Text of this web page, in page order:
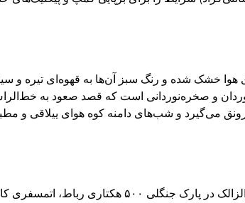
هوا خشک شده و رنگ سبز آن‌ها به قهوه‌ای تیره و
می‌گیرد و شب‌های دامنه کوه هوای ییلاقی و
در فصل پاییز (از مهر تا آذر) چهره مخمل‌کوه به کلی تغییر کرده و با زرد و نارنجی شدن برگ درختان بلوط و زالزالک در